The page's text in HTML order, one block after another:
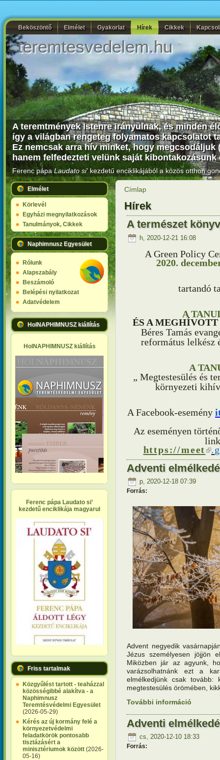
Beköszöntő Elmélet Gyakorlat Hírek Cikkek
teremtesvedelem.hu
A teremtmények Istenre irányulnak, és minden
így a világban rengeteg folyamatos kapcsolatot
Ez nemcsak arra hív minket, hogy megcsodáljuk
hanem felfedezteti velünk saját
Ferenc pápaLaudato si'kezdetű enciklikájából a közös otthon
Elmélet
Körlevél
Egyházi megnyilatkozások
Tanulmányok, Cikkek
Naphimnusz Egyesület
Rólunk
Alapszabály
Beszámoló
Belépési nyilatkozat
Adatvédelem
HolNAPHIMNUSZ kiállítás
HolNAPHIMNUSZ kiállítás
Ferenc pápa Laudato si’
kezdetű enciklikája magyarul
Friss tartalmak
Közgyűlést tartott - teaházzal
közösségibbé alakítva - a
Naphimnusz
Teremtésvédelmi Egyesület
(2026-05-29)
Kérés az új kormány felé a
környezetvédelmi
feladatkörök pontosabb
tisztázásért a
minisztériumok között (2026-
05-16)
Címlap
Hírek
A természet
h, 2020-12-21 16:08
A Green Policy
2020.
tartandó
A
ÉS A
Béres Tamás
református lelkész
A
„ Megtestesülés és
környezeti
A Facebook-esemény
Az eseményen
https://meet
.
Adventi
p, 2020-12-18 07:39
Forrás:
Advent negyedik
Jézus személyesen jöjjön
Miközben jár az agyunk,
varázsolhatnánk ezt a
elmélkedjünk csak
megtestesülés örömében,
További információ
Adventi
cs, 2020-12-10 18:33
Forrás: